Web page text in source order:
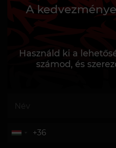
A
Használd ki a
számod, és